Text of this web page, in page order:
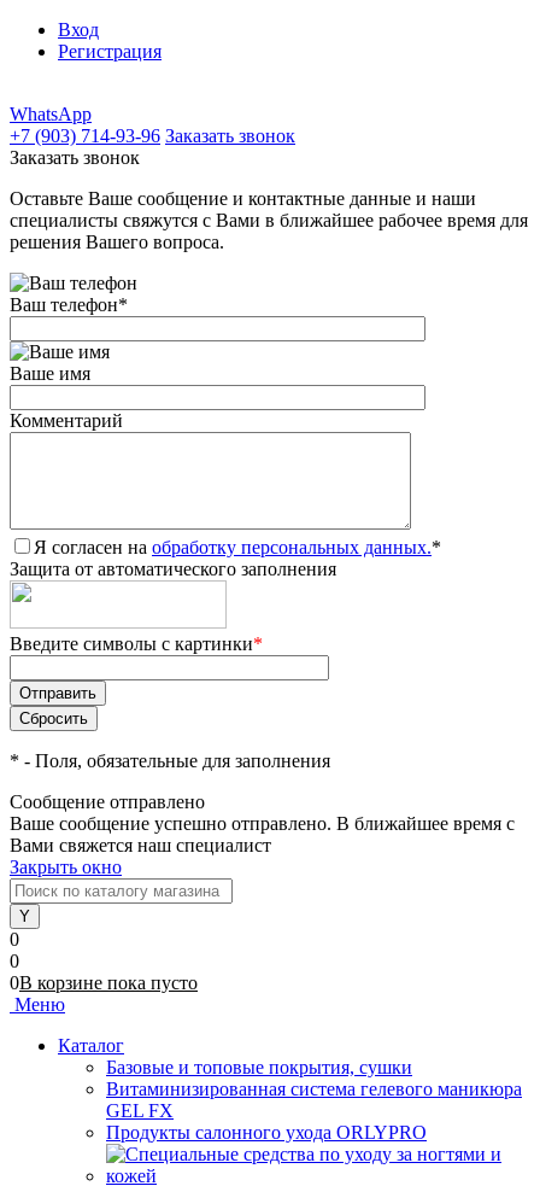
Вход
Регистрация
WhatsApp
+7 (903) 714-93-96 Заказать звонок
Заказать звонок
Оставьте Ваше сообщение и контактные данные и наши
специалисты свяжутся с Вами в ближайшее рабочее время для
решения Вашего вопроса.
Ваш телефон*
Ваше имя
Комментарий
Я согласен на обработку персональных данных.*
Защита от автоматического заполнения
Введите символы с картинки*
* - Поля, обязательные для заполнения
Сообщение отправлено
Ваше сообщение успешно отправлено. В ближайшее время с
Вами свяжется наш специалист
Закрыть окно
0
0
0В корзине пока пусто
Меню
Каталог
Базовые и топовые покрытия, сушки
Витаминизированная система гелевого маникюра
GEL FX
Продукты салонного ухода ORLYPRO